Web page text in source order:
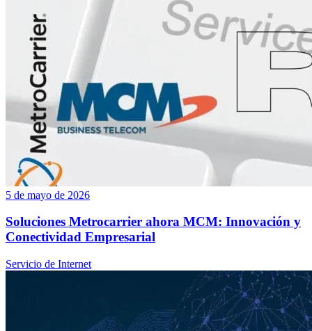
5 de mayo de 2026
Soluciones Metrocarrier ahora MCM: Innovación y
Conectividad Empresarial
Servicio de Internet